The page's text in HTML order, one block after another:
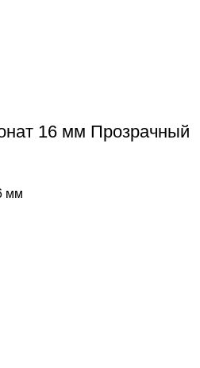
16 мм Прозрачный
мм